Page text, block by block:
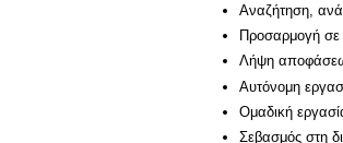
Αναζήτηση,
Προσαρμογή σε
Λήψη
Αυτόνομη
Ομαδική
Σεβασμός στη